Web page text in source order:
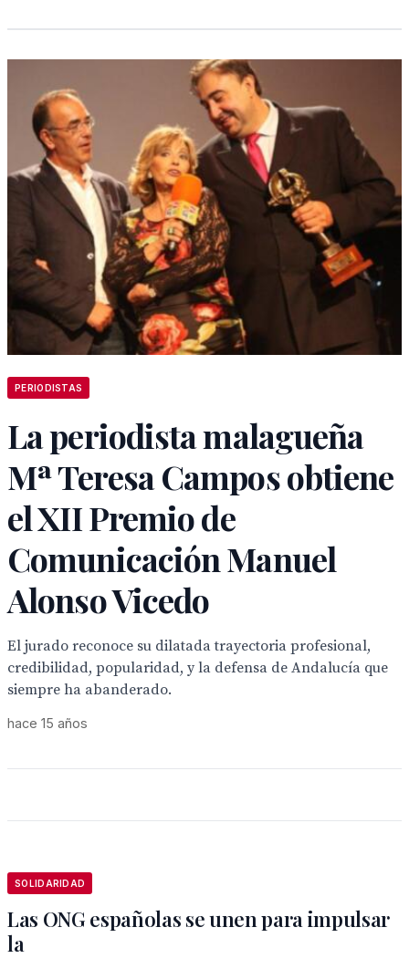
PERIODISTAS
La periodista malagueña
Mª Teresa Campos obtiene
el XII Premio de
Comunicación Manuel
Alonso Vicedo
El jurado reconoce su dilatada trayectoria profesional,
credibilidad, popularidad, y la defensa de Andalucía que
siempre ha abanderado.
hace 15 años
SOLIDARIDAD
Las ONG españolas se unen para impulsar
la